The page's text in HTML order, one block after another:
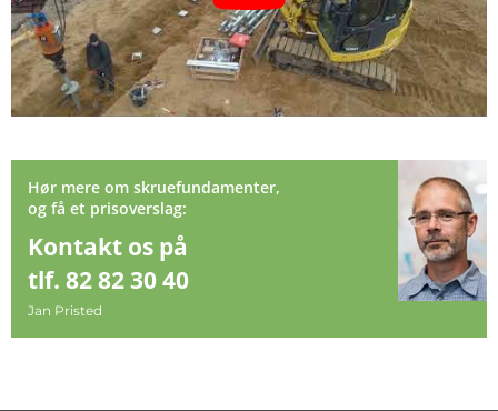
Hør mere om skruefundamenter,
og få et prisoverslag:
Kontakt os på
tlf. 82 82 30 40
Jan Pristed